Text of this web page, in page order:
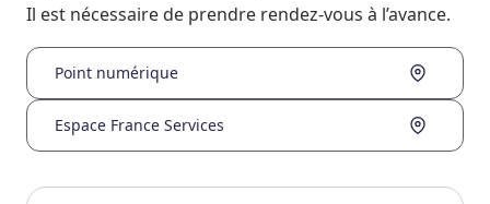
Il est nécessaire de prendre rendez-vous à l’avance.
Point numérique
Espace France Services